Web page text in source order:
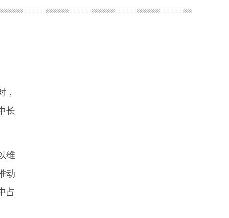
长
维
动
占